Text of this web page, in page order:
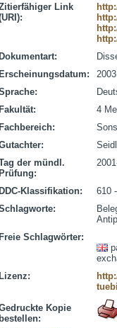
Link
Dokumentart:
Erscheinungsdatum:
2003
Fakultät:
4
Fachbereich:
der mündl.
Prüfung:
DDC-Klassifikation:
610
Freie Schlagwörter:
Lizenz:
Kopie
bestellen: